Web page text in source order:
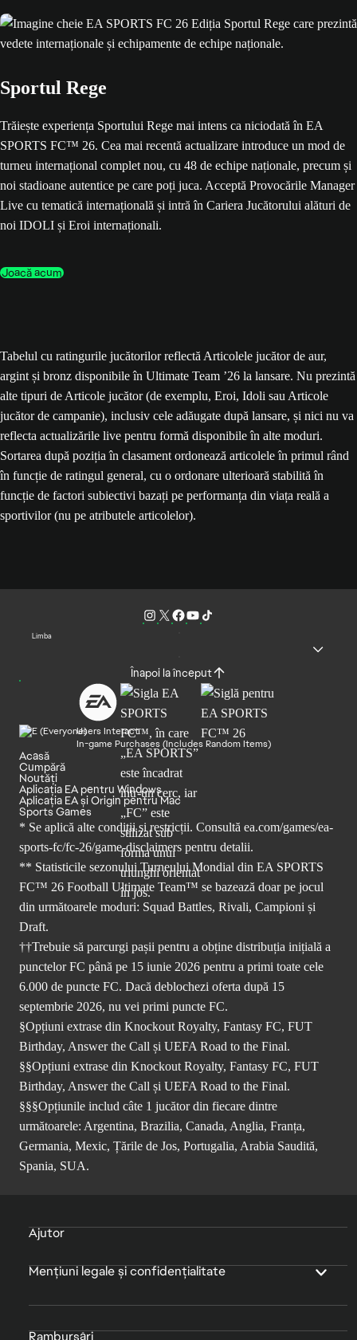
Sportul Rege
Trăiește experiența Sportului Rege mai intens ca niciodată în EA
SPORTS FC™ 26. Cea mai recentă actualizare introduce un mod de
turneu internațional complet nou, cu 48 de echipe naționale, precum și
noi stadioane autentice pe care poți juca. Acceptă Provocările Manager
Live cu tematică internațională și intră în Cariera Jucătorului alături de
noi IDOLI și Eroi internaționali.
Joacă acum
Tabelul cu ratingurile jucătorilor reflectă Articolele jucător de aur,
argint și bronz disponibile în Ultimate Team ’26 la lansare. Nu prezintă
alte tipuri de Articole jucător (de exemplu, Eroi, Idoli sau Articole
jucător de campanie), inclusiv cele adăugate după lansare, și nici nu va
reflecta actualizările live pentru formă disponibile în alte moduri.
Sortarea după poziția în clasament ordonează articolele în primul rând
în funcție de ratingul general, cu o ordonare ulterioară stabilită în
funcție de factori subiectivi bazați pe performanța din viața reală a
sportivilor (nu pe atributele articolelor).
Limba
Înapoi la început
Users Interact
In-game Purchases (Includes Random Items)
Acasă
Cumpără
Noutăți
Aplicația EA pentru Windows
Aplicația EA și Origin pentru Mac
Sports Games
* Se aplică alte condiții și restricții. Consultă ea.com/games/ea-
sports-fc/fc-26/game-disclaimers pentru detalii.
** Statisticile sezonului Turneului Mondial din EA SPORTS
FC™ 26 Football Ultimate Team™ se bazează doar pe jocul
din următoarele moduri: Squad Battles, Rivali, Campioni și
Draft.
††Trebuie să parcurgi pașii pentru a obține distribuția inițială a
punctelor FC până pe 15 iunie 2026 pentru a primi toate cele
6.000 de puncte FC. Dacă deblochezi oferta după 15
septembrie 2026, nu vei primi puncte FC.
§Opțiuni extrase din Knockout Royalty, Fantasy FC, FUT
Birthday, Answer the Call și UEFA Road to the Final.
§§Opțiuni extrase din Knockout Royalty, Fantasy FC, FUT
Birthday, Answer the Call și UEFA Road to the Final.
§§§Opțiunile includ câte 1 jucător din fiecare dintre
următoarele: Argentina, Brazilia, Canada, Anglia, Franța,
Germania, Mexic, Țările de Jos, Portugalia, Arabia Saudită,
Spania, SUA.
Ajutor
Mențiuni legale și confidențialitate
Rambursări